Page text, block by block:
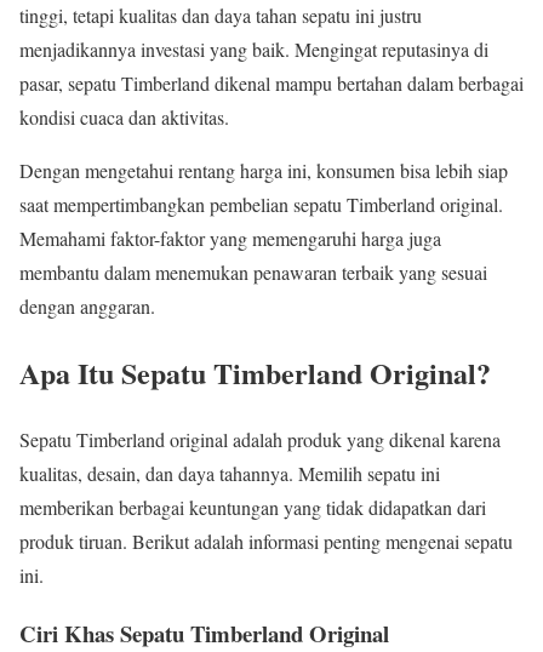
tinggi, tetapi kualitas dan daya tahan sepatu ini justru
menjadikannya investasi yang baik. Mengingat reputasinya di
pasar, sepatu Timberland dikenal mampu bertahan dalam berbagai
kondisi cuaca dan aktivitas.
Dengan mengetahui rentang harga ini, konsumen bisa lebih siap
saat mempertimbangkan pembelian sepatu Timberland original.
Memahami faktor-faktor yang memengaruhi harga juga
membantu dalam menemukan penawaran terbaik yang sesuai
dengan anggaran.
Apa Itu Sepatu Timberland Original?
Sepatu Timberland original adalah produk yang dikenal karena
kualitas, desain, dan daya tahannya. Memilih sepatu ini
memberikan berbagai keuntungan yang tidak didapatkan dari
produk tiruan. Berikut adalah informasi penting mengenai sepatu
ini.
Ciri Khas Sepatu Timberland Original